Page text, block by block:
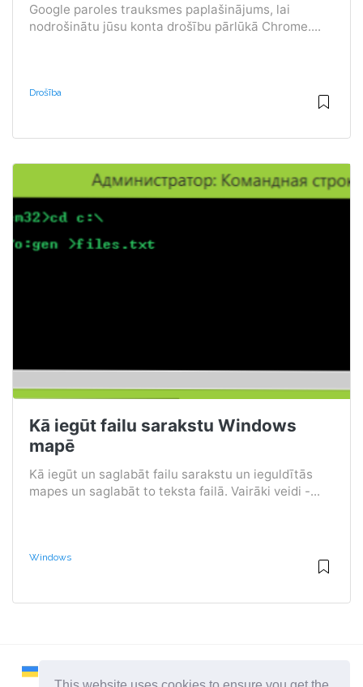
Google paroles trauksmes paplašinājums, lai
nodrošinātu jūsu konta drošību pārlūkā Chrome....
Drošība
Kā iegūt failu sarakstu Windows
mapē
Kā iegūt un saglabāt failu sarakstu un ieguldītās
mapes un saglabāt to teksta failā. Vairāki veidi -...
Windows